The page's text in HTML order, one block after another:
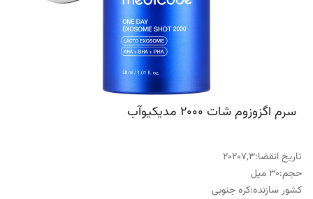
سرم اگزوزوم شات ۲۰۰۰ مدیکیوآب
تاریخ انقضا:
20207,3
حجم:30 میل
کشور سازنده:کره جنوبی